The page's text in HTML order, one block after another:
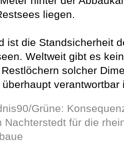
liegen.
ist die Standsicherheit
Weltweit gibt es
solcher
verantwortbar
Grüne:
Nachterstedt für die